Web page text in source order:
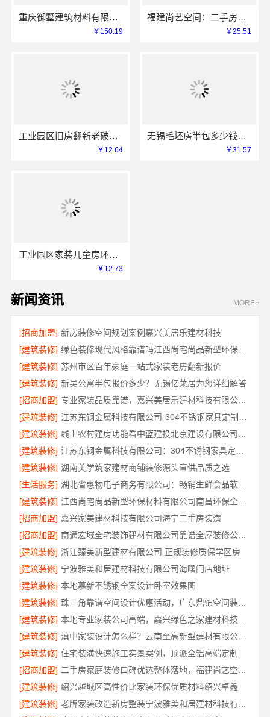
重庆御墅建筑材料有限公司：本地装配式别墅建造零增项
￥150.19
福建尚艺空间：二手房家庭装修口碑优选整体落地
￥25.51
工业园区旧房翻新老破小拎包入住兔哥哥智装快速交付
￥12.64
无锡毛坯房半包多少钱无锡亿莱居装饰工程材料有限公司
￥31.57
工业园区家装儿童房环保兔哥哥智装用材严选
￥12.73
新闻资讯 MORE+
[招商加盟] 新房装修空间规划案例嘉兴美居乐建材科技
[建筑装修]
绿色装修现代风格靠谱吗江西尚宅尚品新型环保材料有限公司
[建筑装修] 苏州市区百年豪庭一站式家装老房翻新报价
[建筑装修] 新吴公寓半包报价多少？无锡亿莱居为您详细解答
[招商加盟]
专业家装品质靠谱，嘉兴美居乐建材科技有限公司装修
[建筑装修]
[建筑装修]
[建筑装修]
[建筑装修] 湖南美学筑家建材商铺装修源头直供品质之选
[生活服务]
湖北省惠物电子商务有限公司：畅销生鲜食品软件功能解析
[建筑装修]
江西尚宅尚品新型环保材料有限公司南昌环保全屋定制口碑
[招商加盟] 嘉兴家美建材科技有限公司海宁二手房装潢
[招商加盟]
南通宏域全宅装饰建材有限公司靠谱全屋装修公司价格
[建筑装修] 浙江臻美新型建材有限公司 正规装修质保学区房
[建筑装修] 宁波雅美和居建材科技有限公司海曙门店地址
[建筑装修] 本地慕新不锈钢全案设计卧室效果图
[建筑装修]
珠三角靠谱空间设计优惠活动，广东鼎饰空间装饰工程有限公司
[建筑装修]
[建筑装修]
滇中家装设计怎么样？云南至高新型建材有限公司专业靠谱
[建筑装修] 住宅装潢快速施工实景案例，顶派全铝高端定制
[招商加盟]
[建筑装修] 绍兴越城区高性价比家装环保优质材料绍兴卓鑫
[建筑装修]